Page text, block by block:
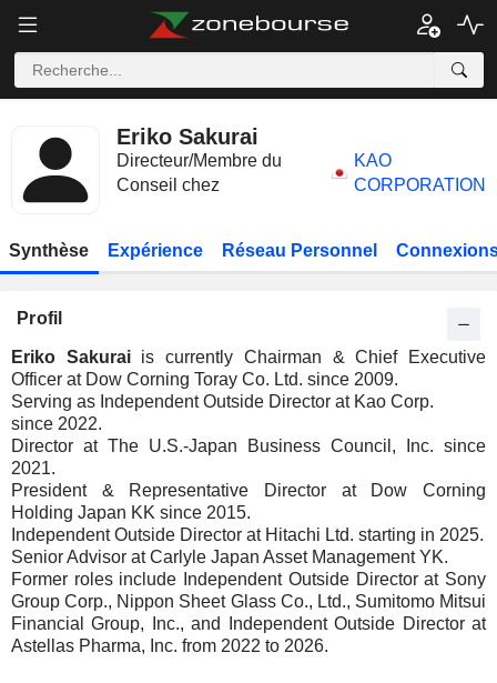
Eriko Sakurai
Directeur/Membre du
Conseil chez
KAO
CORPORATION
Synthèse Expérience Réseau Personnel
Profil
Eriko Sakuraiis currently Chairman & Chief Executive
Officer at Dow Corning Toray Co. Ltd. since 2009.
Serving as Independent Outside Director at Kao Corp.
since 2022.
Director at The U.S.-Japan Business Council, Inc. since
2021.
President & Representative Director at Dow Corning
Holding Japan KK since 2015.
Independent Outside Director at Hitachi Ltd. starting in 2025.
Senior Advisor at Carlyle Japan Asset Management YK.
Former roles include Independent Outside Director at Sony
Group Corp., Nippon Sheet Glass Co., Ltd., Sumitomo Mitsui
Financial Group, Inc., and Independent Outside Director at
Astellas Pharma, Inc. from 2022 to 2026.